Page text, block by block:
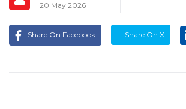
20 May 2026
Share On Facebook Share On X